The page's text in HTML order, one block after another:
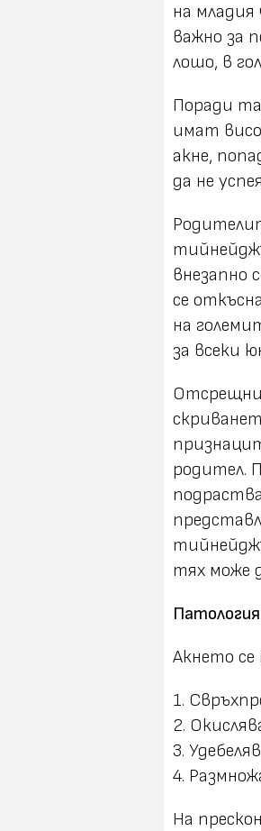
на
важно за
лошо, в
Поради
имат
акне,
да не
внезапно
се
на
за всеки
родител.
тях може
Акнето
1.
2.
3.
4.
На